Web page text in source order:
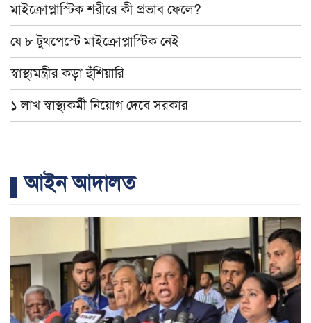
মাইক্রোপ্লাস্টিক শরীরে কী প্রভাব ফেলে?
যে ৮ টুথপেস্টে মাইক্রোপ্লাস্টিক নেই
স্বাস্থ্যমন্ত্রীর কড়া হুঁশিয়ারি
১ লাখ স্বাস্থ্যকর্মী নিয়োগ দেবে সরকার
আইন আদালত